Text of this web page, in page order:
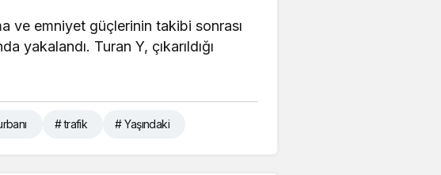
ve emniyet güçlerinin takibi sonrası
yakalandı. Turan Y, çıkarıldığı
# trafik # Yaşındaki